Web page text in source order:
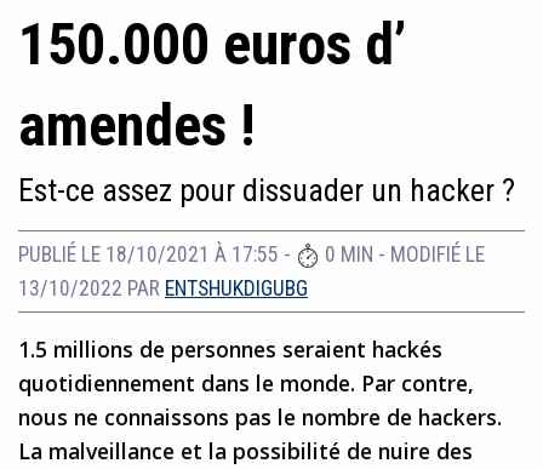
150.000 euros d’
amendes !
Est-ce assez pour dissuader un hacker ?
PUBLIÉ LE 18/10/2021 À 17:55 - 0 MIN - MODIFIÉ LE
13/10/2022 PAR ENTSHUKDIGUBG
1.5 millions de personnes seraient hackés
quotidiennement dans le monde. Par contre,
nous ne connaissons pas le nombre de hackers.
La malveillance et la possibilité de nuire des